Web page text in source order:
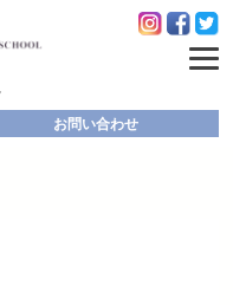
お問い合わせ